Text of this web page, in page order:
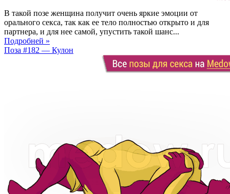
В такой позе женщина получит очень яркие эмоции от
орального секса, так как ее тело полностью открыто и для
партнера, и для нее самой, упустить такой шанс...
Подробней »
Поза #182 — Кулон